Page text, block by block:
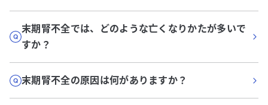
末期腎不全では、どのような亡くなりかたが多いで
すか？
末期腎不全の原因は何がありますか？